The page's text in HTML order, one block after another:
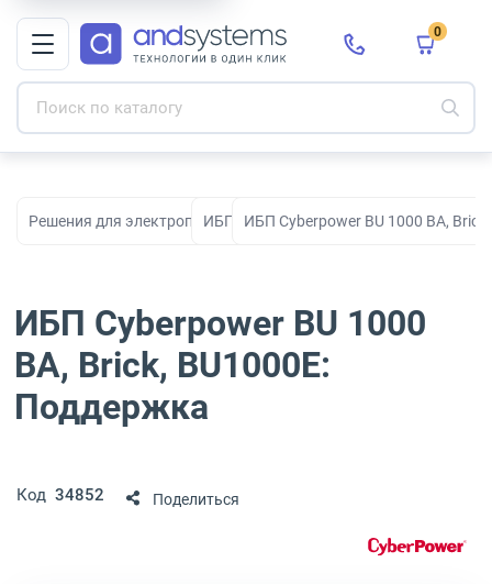
0
Решения для электропитания
ИБП ИБП Cyberpower BU 1000 ВА, Brick,
ИБП Cyberpower BU 1000
ВА, Brick, BU1000E:
Поддержка
Код 34852 Поделиться